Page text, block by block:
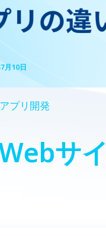
月10日
アプリ開発
サ